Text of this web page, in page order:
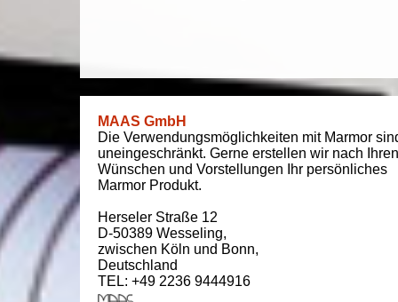
MAAS GmbH
Die Verwendungsmöglichkeiten mit Marmor
uneingeschränkt. Gerne erstellen wir nach Ihren
Wünschen und Vorstellungen Ihr persönliches
Marmor Produkt.
Herseler Straße 12
D-50389 Wesseling,
zwischen Köln und Bonn,
Deutschland
TEL: +49 2236 9444916